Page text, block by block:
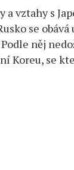
vztahy s
se
něj
Koreu, se